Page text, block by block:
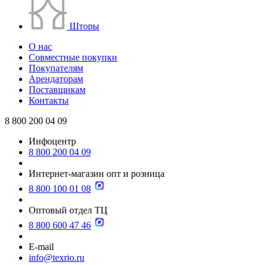
Шторы
О нас
Совместные покупки
Покупателям
Арендаторам
Поставщикам
Контакты
8 800 200 04 09
Инфоцентр
8 800 200 04 09
Интернет-магазин опт и розница
8 800 100 01 08
Оптовый отдел ТЦ
8 800 600 47 46
E-mail
info@texrio.ru